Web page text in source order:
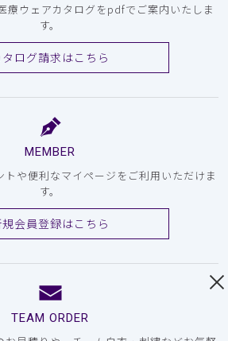
療ウェアカタログをpdfでご案内いたしま
す。
タログ請求はこちら
MEMBER
や便利なマイページをご利用いただけま
す。
規会員登録はこちら
TEAM ORDER